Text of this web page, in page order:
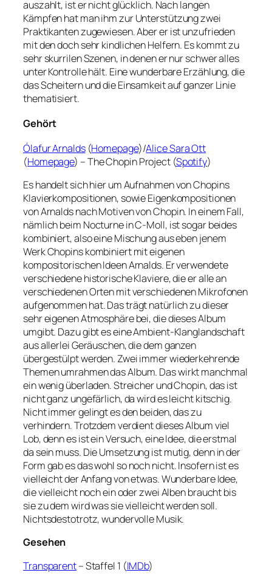
auszahlt, ist er nicht glücklich. Nach langen
Kämpfen hat man ihm zur Unterstützung zwei
Praktikanten zugewiesen. Aber er ist unzufrieden
mit den doch sehr kindlichen Helfern. Es kommt zu
sehr skurrilen Szenen, in denen er nur schwer alles
unter Kontrolle hält. Eine wunderbare Erzählung, die
das Scheitern und die Einsamkeit auf ganzer Linie
thematisiert.
Gehört
Ólafur Arnalds(Homepage)/Alice Sara Ott
(Homepage) – The Chopin Project (Spotify)
Es handelt sich hier um Aufnahmen von Chopins
Klavierkompositionen, sowie Eigenkompositionen
von Arnalds nach Motiven von Chopin. In einem Fall,
nämlich beim Nocturne in C-Moll, ist sogar beides
kombiniert, also eine Mischung aus eben jenem
Werk Chopins kombiniert mit eigenen
kompositorischen Ideen Arnalds. Er verwendete
verschiedene historische Klaviere, die er alle an
verschiedenen Orten mit verschiedenen Mikrofonen
aufgenommen hat. Das trägt natürlich zu dieser
sehr eigenen Atmosphäre bei, die dieses Album
umgibt. Dazu gibt es eine Ambient-Klanglandschaft
aus allerlei Geräuschen, die dem ganzen
übergestülpt werden. Zwei immer wiederkehrende
Themen umrahmen das Album. Das wirkt manchmal
ein wenig überladen. Streicher und Chopin, das ist
nicht ganz ungefärlich, da wird es leicht kitschig.
Nicht immer gelingt es den beiden, das zu
verhindern. Trotzdem verdient dieses Album viel
Lob, denn es ist ein Versuch, eine Idee, die erstmal
da sein muss. Die Umsetzung ist mutig, denn in der
Form gab es das wohl so noch nicht. Insofern ist es
vielleicht der Anfang von etwas. Wunderbare Idee,
die vielleicht noch ein oder zwei Alben braucht bis
sie zu dem wird was sie vielleicht werden soll.
Nichtsdestotrotz, wundervolle Musik.
Gesehen
Transparent– Staffel 1 (IMDb)